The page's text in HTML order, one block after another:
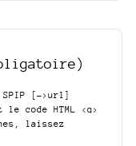
[->url]
le code HTML <q>
laissez